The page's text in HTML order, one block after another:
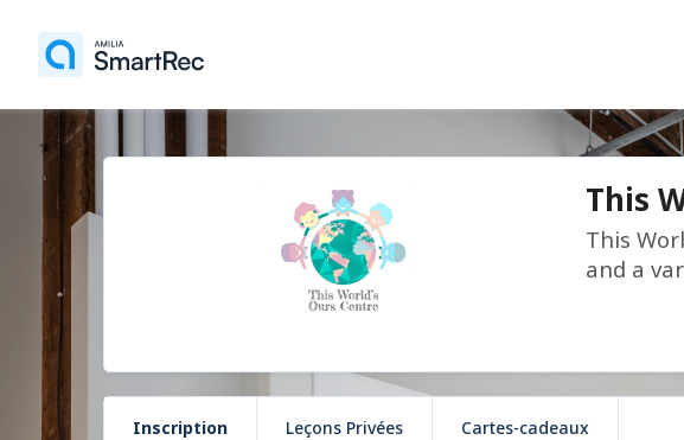
This
This
and a
Inscription Leçons Privées Cartes-cadeaux